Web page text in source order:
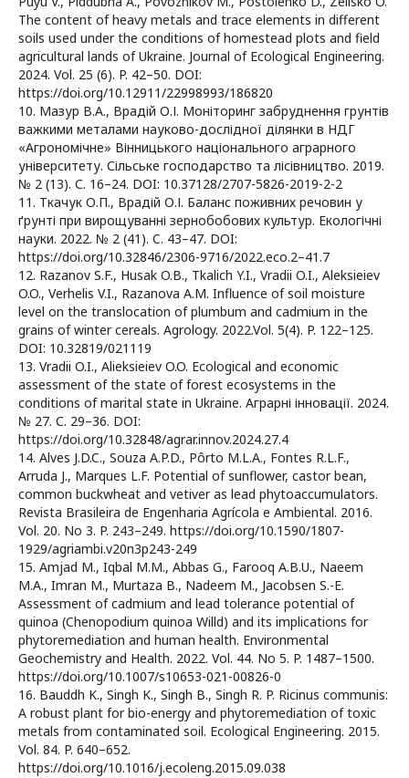
The сontent of heavy metals and trace elements in different
soils used under the conditions of homestead plots and field
agricultural lands of Ukraine. Journal of Ecological Engineering.
2024. Vol. 25 (6). P. 42–50. DOI:
https://doi.org/10.12911/22998993/186820
10. Мазур В.А., Врадій О.І. Моніторинг забруднення грунтів
важкими металами науково-дослідної ділянки в НДГ
«Агрономічне» Вінницького національного аграрного
університету. Сільське господарство та лісівництво. 2019.
№ 2 (13). С. 16–24. DOI: 10.37128/2707-5826-2019-2-2
11. Ткачук О.П., Врадій О.І. Баланс поживних речовин у
ґрунті при вирощуванні зернобобових культур. Екологічні
науки. 2022. № 2 (41). C. 43–47. DOI:
https://doi.org/10.32846/2306-9716/2022.eco.2–41.7
12. Razanov S.F., Husak O.B., Tkalich Y.I., Vradii O.I., Aleksieiev
O.O., Verhelis V.I., Razanova A.M. Influence of soil moisture
level on the translocation of plumbum and cadmium in the
grains of winter cereals. Agrology. 2022.Vol. 5(4). P. 122–125.
DOI: 10.32819/021119
13. Vradii O.I., Alieksieiev O.O. Ecological and economic
assessment of the state of forest ecosystems in the
conditions of marital state in Ukraine. Аграрні інновації. 2024.
№ 27. С. 29–36. DOI:
https://doi.org/10.32848/agrar.innov.2024.27.4
14. Alves J.D.C., Souza A.P.D., Pôrto M.L.A., Fontes R.L.F.,
Arruda J., Marques L.F. Potential of sunflower, castor bean,
common buckwheat and vetiver as lead phytoaccumulators.
Revista Brasileira de Engenharia Agrícola e Ambiental. 2016.
Vol. 20. No 3. P. 243–249. https://doi.org/10.1590/1807-
1929/agriambi.v20n3p243-249
15. Amjad M., Iqbal M.M., Abbas G., Farooq A.B.U., Naeem
M.A., Imran M., Murtaza B., Nadeem M., Jacobsen S.-E.
Assessment of cadmium and lead tolerance potential of
quinoa (Chenopodium quinoa Willd) and its implications for
phytoremediation and human health. Environmental
Geochemistry and Health. 2022. Vol. 44. No 5. P. 1487–1500.
https://doi.org/10.1007/s10653-021-00826-0
16. Bauddh K., Singh K., Singh B., Singh R. P. Ricinus communis:
A robust plant for bio-energy and phytoremediation of toxic
metals from contaminated soil. Ecological Engineering. 2015.
Vol. 84. P. 640–652.
https://doi.org/10.1016/j.ecoleng.2015.09.038